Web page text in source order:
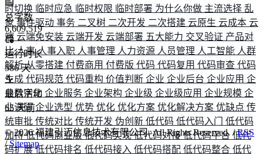
时切换 临时应急 临时权限 临时部署 为什么你做 主流选择 乱
象 事件驱动 事务 二叉树 二次开发 二次搭建 云原生 云成本 云
端 云端免安装 云端开发 云端部署 五大能力 交叉验证 产品对
比人事人事入职 人事管理 人力资源 人员管理 人工智能 人群
解析从零搭建 付费商用 付费版 代码 代码复用 代码审查 代码
生成 代码规范 代码重构 价值判断 企业 企业后台 企业应用 企
业数字化 企业服务 企业架构 企业级 企业级应用 企业规模 企
业调研企业选型 优势 优化 优化方案 优化解决方案 优缺点 传
统审批 传统对比 传统开发 伪创新 低代码 低代码入门 低代码
加持低代码商业版低代码实现低代码对接低代码平台 低代
码扩展低代码排名 低代码接入 低代码搭配 低代码整合 低代
总字数
6,609,519
运行时长
586 天
最后活动
65 天前
©2026福建引迈信息技术有限公司. All Rights Reserved. /RSS
/Sitemap